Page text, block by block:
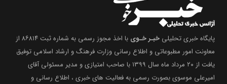
پایگاه خبری تحلیلی خبـر خـوی
با اخذ مجوز رسمی به شماره ثبت ۸۶۸۱۴ از
معاونت امور مطبوعاتی و اطلاع رسانی وزارت فرهنگ و ارشاد اسلامی توفیق
یافت از ۲۰ مرداد ماه سال ۱۳۹۹ با صاحب امتیازی و مدیر مسئولی آقای
امیرعلی موسوی بصورت رسمی به فعالیت های خبری ، اطلاع رسانی و